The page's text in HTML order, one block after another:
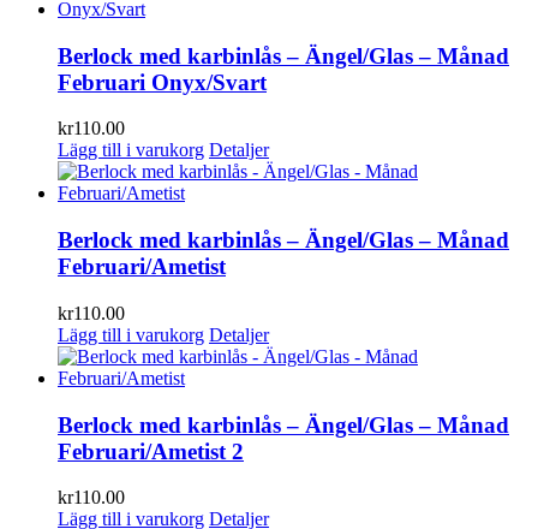
Berlock med karbinlås – Ängel/Glas – Månad
Februari Onyx/Svart
kr110.00
Lägg till i varukorg Detaljer
Berlock med karbinlås – Ängel/Glas – Månad
Februari/Ametist
kr110.00
Lägg till i varukorg Detaljer
Berlock med karbinlås – Ängel/Glas – Månad
Februari/Ametist 2
kr110.00
Lägg till i varukorg Detaljer